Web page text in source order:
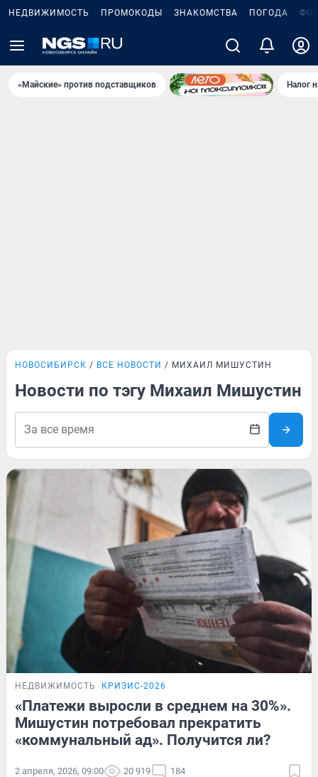
НЕДВИЖИМОСТЬ ПРОМОКОДЫ ЗНАКОМСТВА ПОГОДА
«Майские» против подставщиков Налог
НОВОСИБИРСК ВСЕ НОВОСТИ МИХАИЛ МИШУСТИН
Новости по тэгу Михаил Мишустин
НЕДВИЖИМОСТЬ КРИЗИС-2026
«Платежи выросли в среднем на 30%».
Мишустин потребовал прекратить
«коммунальный ад». Получится ли?
2 апреля, 2026, 09:00 20 919 184